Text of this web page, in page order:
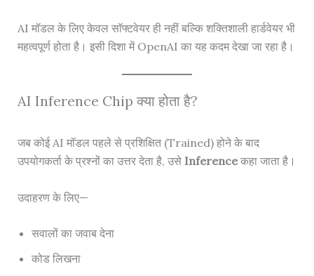
AI मॉडल के लिए केवल सॉफ्टवेयर ही नहीं बल्कि शक्तिशाली हार्डवेयर भी
महत्वपूर्ण होता है। इसी दिशा में OpenAI का यह कदम देखा जा रहा है।
AI Inference Chip क्या होता है?
जब कोई AI मॉडल पहले से प्रशिक्षित (Trained) होने के बाद
उपयोगकर्ता के प्रश्नों का उत्तर देता है, उसे Inferenceकहा जाता है।
उदाहरण के लिए—
सवालों का जवाब देना
कोड लिखना